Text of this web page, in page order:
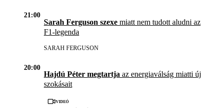
21:00
Sarah Ferguson szexe miatt nem tudott aludni az
F1-legenda
SARAH FERGUSON
20:00
Hajdú Péter megtartja az energiaválság miatti új
szokásait
Videó